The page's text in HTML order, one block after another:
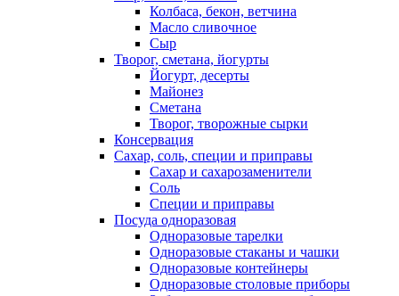
Колбаса, бекон, ветчина
Масло сливочное
Сыр
Творог, сметана, йогурты
Йогурт, десерты
Майонез
Сметана
Творог, творожные сырки
Консервация
Сахар, соль, специи и приправы
Сахар и сахарозаменители
Соль
Специи и приправы
Посуда одноразовая
Одноразовые тарелки
Одноразовые стаканы и чашки
Одноразовые контейнеры
Одноразовые столовые приборы